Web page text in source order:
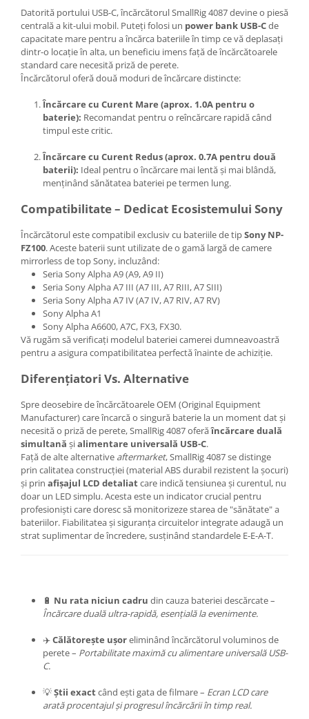
Datorită portului USB-C, încărcătorul SmallRig 4087 devine o piesă
centrală a kit-ului mobil. Puteți folosi un power bank USB-Cde
capacitate mare pentru a încărca bateriile în timp ce vă deplasați
dintr-o locație în alta, un beneficiu imens față de încărcătoarele
standard care necesită priză de perete.
Încărcătorul oferă două moduri de încărcare distincte:
Încărcare cu Curent Mare (aprox. 1.0A pentru o
baterie): Recomandat pentru o reîncărcare rapidă când
timpul este critic.
Încărcare cu Curent Redus (aprox. 0.7A pentru două
baterii): Ideal pentru o încărcare mai lentă și mai blândă,
menținând sănătatea bateriei pe termen lung.
Compatibilitate – Dedicat Ecosistemului Sony
Încărcătorul este compatibil exclusiv cu bateriile de tipSony NP-
FZ100. Aceste baterii sunt utilizate de o gamă largă de camere
mirrorless de top Sony, incluzând:
Seria Sony Alpha A9 (A9, A9 II)
Seria Sony Alpha A7 III (A7 III, A7 RIII, A7 SIII)
Seria Sony Alpha A7 IV (A7 IV, A7 RIV, A7 RV)
Sony Alpha A1
Sony Alpha A6600, A7C, FX3, FX30.
Vă rugăm să verificați modelul bateriei camerei dumneavoastră
pentru a asigura compatibilitatea perfectă înainte de achiziție.
Diferențiatori Vs. Alternative
Spre deosebire de încărcătoarele OEM (Original Equipment
Manufacturer) care încarcă o singură baterie la un moment dat și
necesită o priză de perete, SmallRig 4087 oferăîncărcare duală
simultană șialimentare universală USB-C.
Față de alte alternative aftermarket, SmallRig 4087 se distinge
prin calitatea construcției (material ABS durabil rezistent la șocuri)
și prin afișajul LCD detaliatcare indică tensiunea și curentul, nu
doar un LED simplu. Acesta este un indicator crucial pentru
profesioniști care doresc să monitorizeze starea de "sănătate" a
bateriilor. Fiabilitatea și siguranța circuitelor integrate adaugă un
strat suplimentar de încredere, susținând standardele E-E-A-T.
🔋 Nu rata niciun cadru din cauza bateriei descărcate –
Încărcare duală ultra-rapidă, esențială la evenimente.
✈️Călătorește ușoreliminând încărcătorul voluminos de
perete – Portabilitate maximă cu alimentare universală USB-
C.
💡Știi exactcând ești gata de filmare – Ecran LCD care
arată procentajul și progresul încărcării în timp real.